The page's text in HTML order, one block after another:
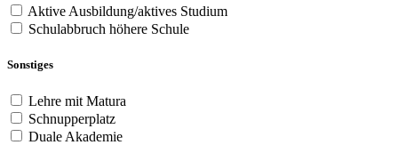
Aktive Ausbildung/aktives Studium
Schulabbruch höhere Schule
Sonstiges
Lehre mit Matura
Schnupperplatz
Duale Akademie